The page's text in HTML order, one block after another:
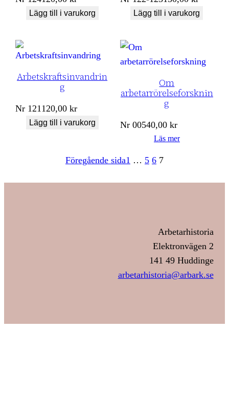
Lägg till i varukorg Lägg till i varukorg
Arbetskraftsinvandrin
g
Nr 121 120,00kr
Lägg till i varukorg
Om
arbetarrörelseforsknin
g
Nr 00540,00kr
Läs mer
Föregående sida1 … 5 6 7
Arbetarhistoria
Elektronvägen 2
141 49 Huddinge
arbetarhistoria@arbark.se